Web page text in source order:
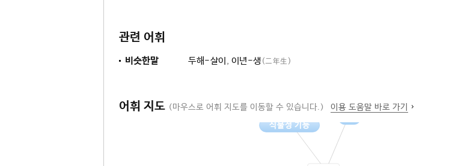
관련 어휘
비슷한말 두해-살이 , 이년-생 (二年生)
어휘 지도 (마우스로 어휘 지도를 이동할 수 있습니다.) 이용 도움말 바로 가기
식물성 기능